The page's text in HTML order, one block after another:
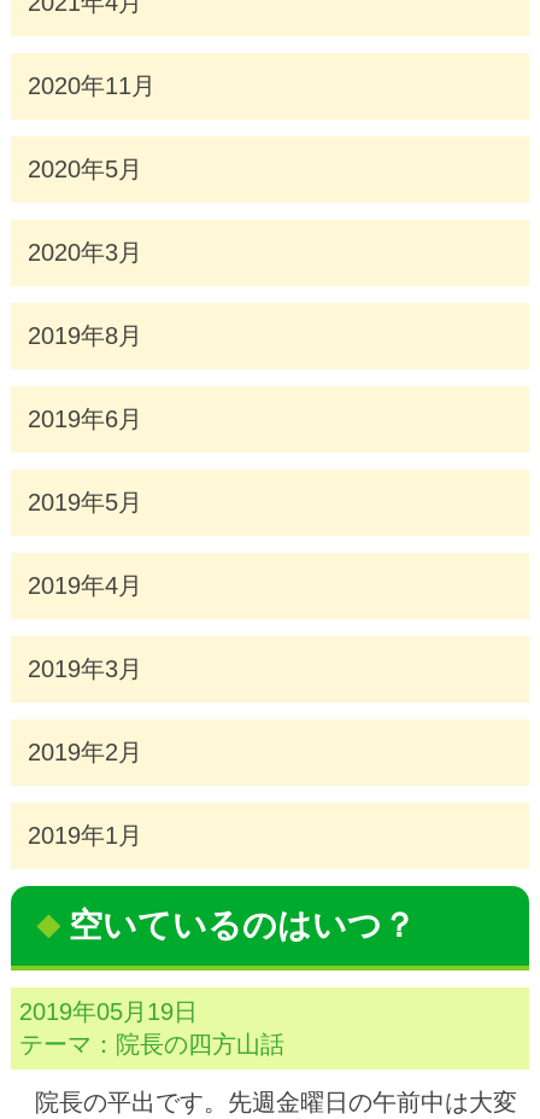
2020年11月
2020年5月
2020年3月
2019年8月
2019年6月
2019年5月
2019年4月
2019年3月
2019年2月
2019年1月
空いているのはいつ？
2019年05月19日
テーマ： 院長の四方山話
院長の平出です。先週金曜日の午前中は大変